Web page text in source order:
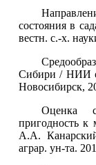
состояния в
вестн. с.-х.
Сибири / НИИ
Новосибирск,
Оценка
пригодность к
А.А.
аграр. ун-та.